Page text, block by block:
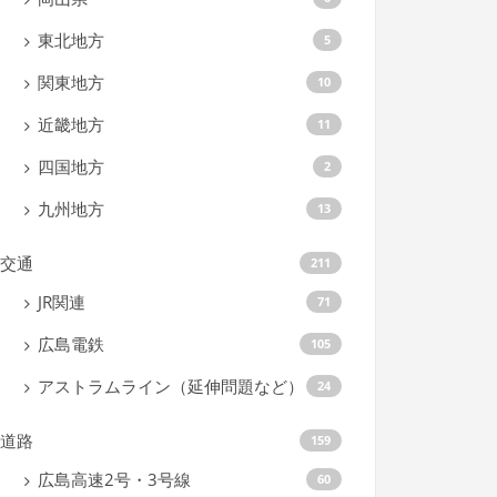
東北地方 5
関東地方 10
近畿地方 11
四国地方 2
九州地方 13
交通 211
JR関連 71
広島電鉄 105
アストラムライン（延伸問題など） 24
道路 159
広島高速2号・3号線 60